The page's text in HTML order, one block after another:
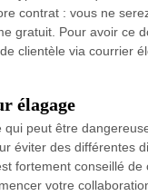
contrat : vous ne
gratuit. Pour avoir ce
clientèle via courrier
élagage
peut être
éviter des différentes
fortement conseillé
votre